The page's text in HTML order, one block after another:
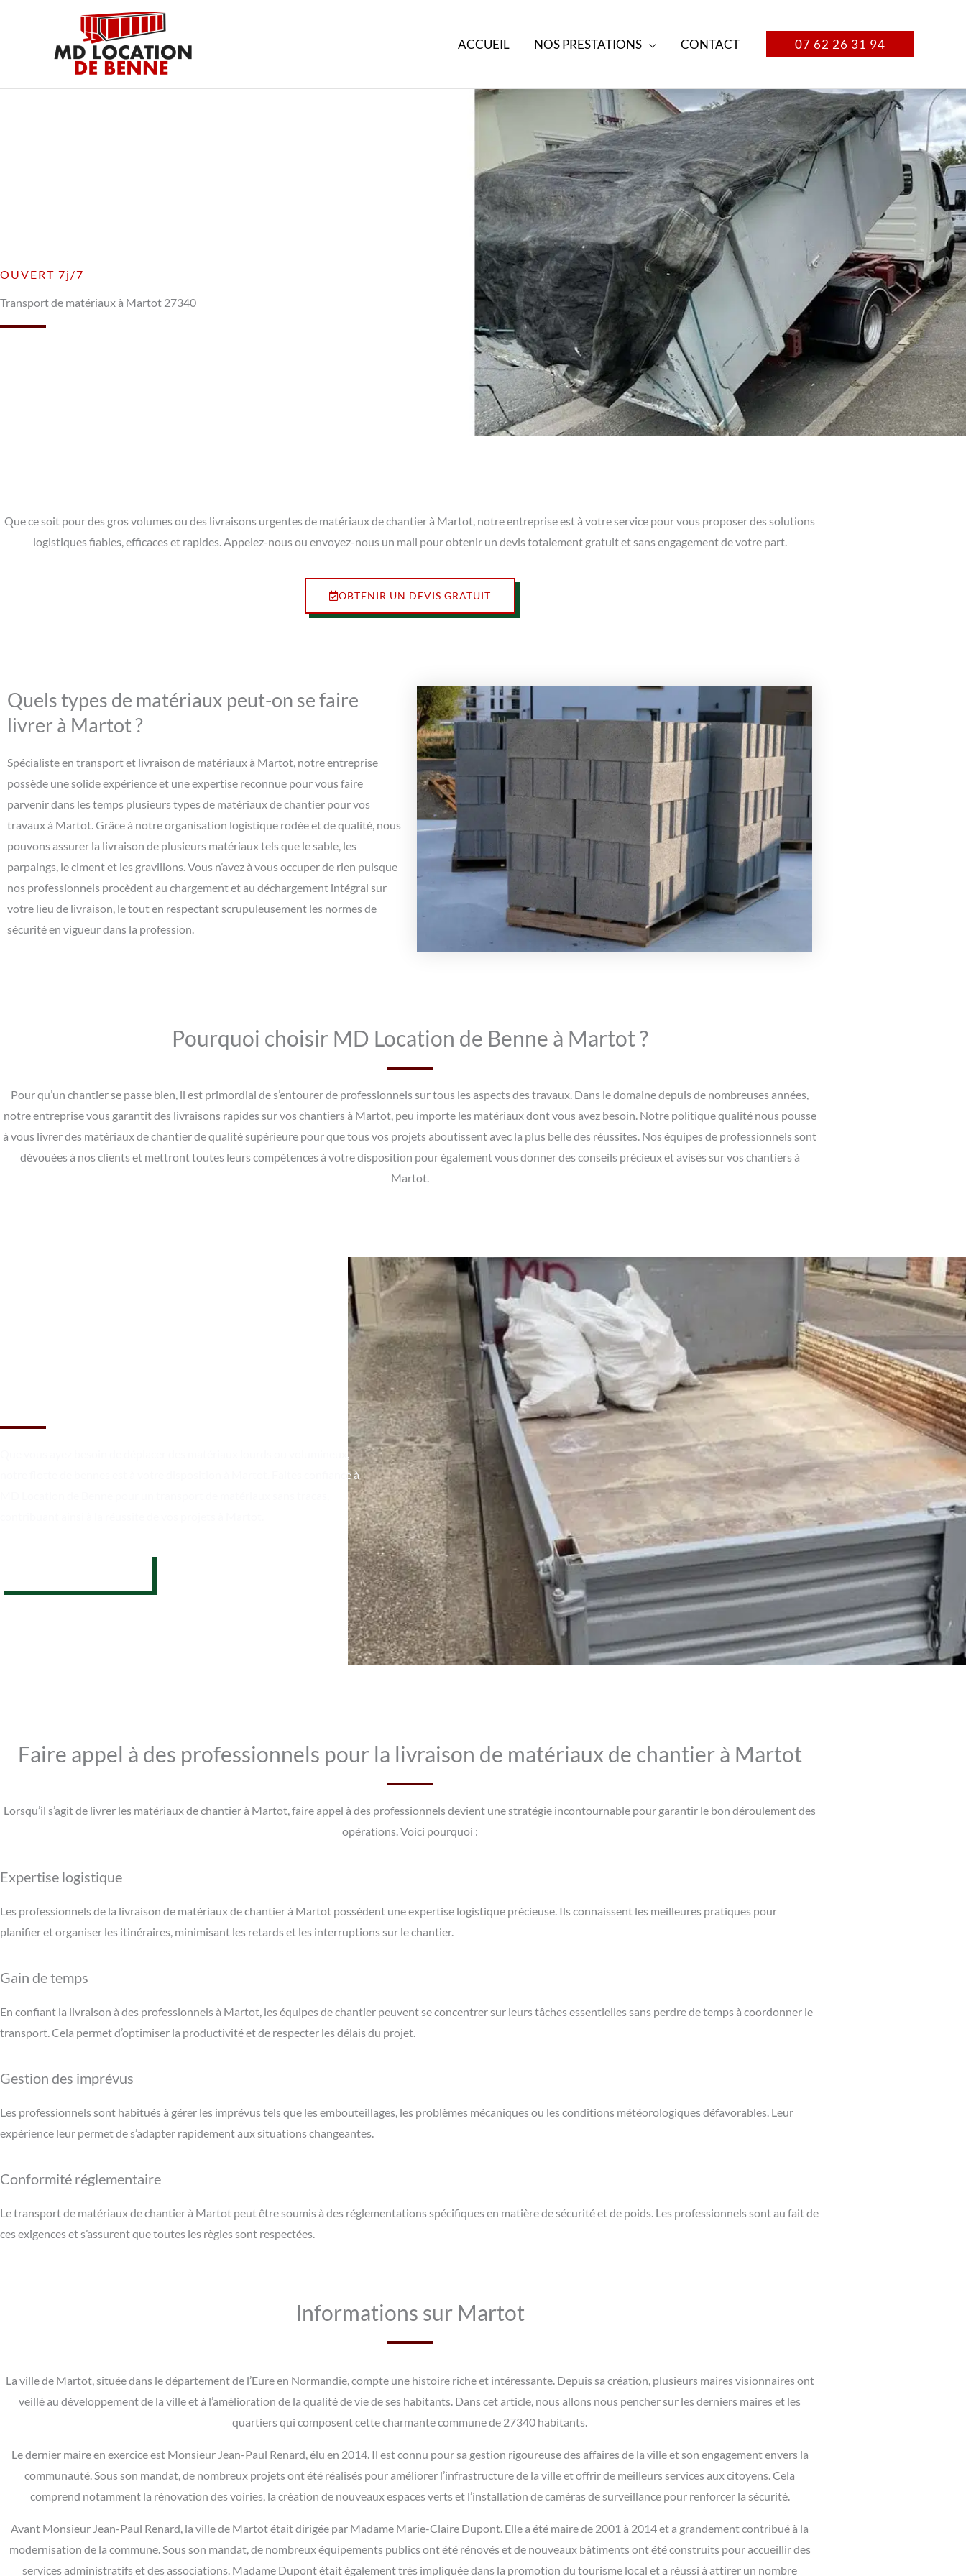
ACCUEIL NOS PRESTATIONS CONTACT 07 62 26 31 94
OUVERT 7j/7
Transport de matériaux à Martot 27340
Que ce soit pour des gros volumes ou des livraisons urgentes de matériaux de chantier à Martot, notre entreprise est à votre service pour vous proposer des solutions
logistiques fiables, efficaces et rapides. Appelez-nous ou envoyez-nous un mail pour obtenir un devis totalement gratuit et sans engagement de votre part.
OBTENIR UN DEVIS GRATUIT
Quels types de matériaux peut-on se faire
livrer à Martot ?
Spécialiste en transport et livraison de matériaux à Martot, notre entreprise
possède une solide expérience et une expertise reconnue pour vous faire
parvenir dans les temps plusieurs types de matériaux de chantier pour vos
travaux à Martot. Grâce à notre organisation logistique rodée et de qualité, nous
pouvons assurer la livraison de plusieurs matériaux tels que le sable, les
parpaings, le ciment et les gravillons. Vous n’avez à vous occuper de rien puisque
nos professionnels procèdent au chargement et au déchargement intégral sur
votre lieu de livraison, le tout en respectant scrupuleusement les normes de
sécurité en vigueur dans la profession.
Pourquoi choisir MD Location de Benne à Martot ?
Pour qu’un chantier se passe bien, il est primordial de s’entourer de professionnels sur tous les aspects des travaux. Dans le domaine depuis de nombreuses années,
notre entreprise vous garantit des livraisons rapides sur vos chantiers à Martot, peu importe les matériaux dont vous avez besoin. Notre politique qualité nous pousse
à vous livrer des matériaux de chantier de qualité supérieure pour que tous vos projets aboutissent avec la plus belle des réussites. Nos équipes de professionnels sont
dévouées à nos clients et mettront toutes leurs compétences à votre disposition pour également vous donner des conseils précieux et avisés sur vos chantiers à
Martot.
Que vous ayez besoin de déplacer des matériaux lourds ou volumineux,
notre flotte de bennes est à votre disposition à Martot. Faites confiance à
Faire appel à des professionnels pour la livraison de matériaux de chantier à Martot
Lorsqu’il s’agit de livrer les matériaux de chantier à Martot, faire appel à des professionnels devient une stratégie incontournable pour garantir le bon déroulement des
opérations. Voici pourquoi :
Expertise logistique
Les professionnels de la livraison de matériaux de chantier à Martot possèdent une expertise logistique précieuse. Ils connaissent les meilleures pratiques pour
planifier et organiser les itinéraires, minimisant les retards et les interruptions sur le chantier.
Gain de temps
En confiant la livraison à des professionnels à Martot, les équipes de chantier peuvent se concentrer sur leurs tâches essentielles sans perdre de temps à coordonner le
transport. Cela permet d’optimiser la productivité et de respecter les délais du projet.
Gestion des imprévus
Les professionnels sont habitués à gérer les imprévus tels que les embouteillages, les problèmes mécaniques ou les conditions météorologiques défavorables. Leur
expérience leur permet de s’adapter rapidement aux situations changeantes.
Conformité réglementaire
Le transport de matériaux de chantier à Martot peut être soumis à des réglementations spécifiques en matière de sécurité et de poids. Les professionnels sont au fait de
ces exigences et s’assurent que toutes les règles sont respectées.
Informations sur Martot
La ville de Martot, située dans le département de l’Eure en Normandie, compte une histoire riche et intéressante. Depuis sa création, plusieurs maires visionnaires ont
veillé au développement de la ville et à l’amélioration de la qualité de vie de ses habitants. Dans cet article, nous allons nous pencher sur les derniers maires et les
quartiers qui composent cette charmante commune de 27340 habitants.
Le dernier maire en exercice est Monsieur Jean-Paul Renard, élu en 2014. Il est connu pour sa gestion rigoureuse des affaires de la ville et son engagement envers la
communauté. Sous son mandat, de nombreux projets ont été réalisés pour améliorer l’infrastructure de la ville et offrir de meilleurs services aux citoyens. Cela
comprend notamment la rénovation des voiries, la création de nouveaux espaces verts et l’installation de caméras de surveillance pour renforcer la sécurité.
Avant Monsieur Jean-Paul Renard, la ville de Martot était dirigée par Madame Marie-Claire Dupont. Elle a été maire de 2001 à 2014 et a grandement contribué à la
modernisation de la commune. Sous son mandat, de nombreux équipements publics ont été rénovés et de nouveaux bâtiments ont été construits pour accueillir des
services administratifs et des associations. Madame Dupont était également très impliquée dans la promotion du tourisme local et a réussi à attirer un nombre